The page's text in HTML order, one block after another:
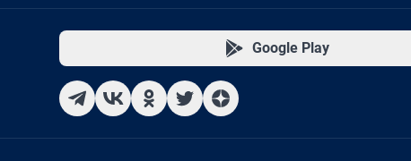
Google Play